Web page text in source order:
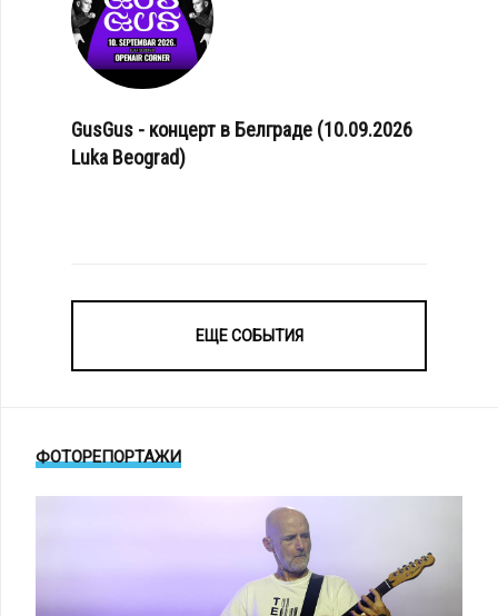
GusGus - концерт в Белграде (10.09.2026
Luka Beograd)
ЕЩЕ СОБЫТИЯ
ФОТОРЕПОРТАЖИ